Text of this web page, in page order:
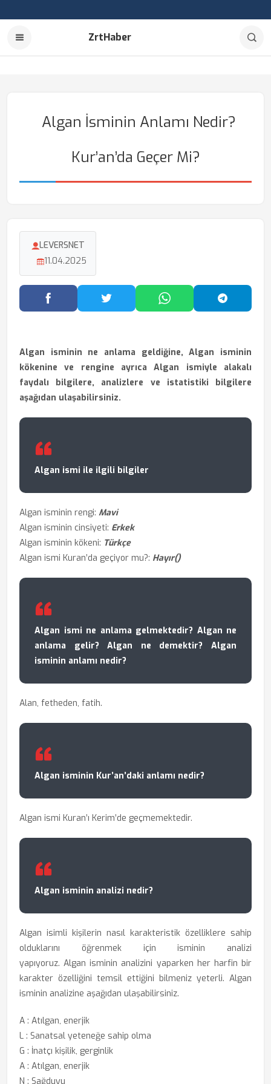
ZrtHaber
Algan İsminin Anlamı Nedir?
Kur’an’da Geçer Mi?
LEVERSNET
11.04.2025
Facebook'ta PaylaşTwitter'da PaylaşWhatsApp'ta Paylaş
Algan isminin ne anlama geldiğine, Algan isminin
kökenine ve rengine ayrıca Algan ismiyle alakalı
faydalı bilgilere, analizlere ve istatistiki bilgilere
aşağıdan ulaşabilirsiniz.
Algan ismi ile ilgili bilgiler
Algan isminin rengi: Mavi
Algan isminin cinsiyeti: Erkek
Algan isminin kökeni: Türkçe
Algan ismi Kuran’da geçiyor mu?: Hayır()
Algan ismi ne anlama gelmektedir? Algan ne
anlama gelir? Algan ne demektir? Algan
isminin anlamı nedir?
Alan, fetheden, fatih.
Algan isminin Kur’an’daki anlamı nedir?
Algan ismi Kuran’ı Kerim’de geçmemektedir.
Algan isminin analizi nedir?
Algan isimli kişilerin nasıl karakteristik özelliklere sahip
olduklarını öğrenmek için
isminin analizi
yapıyoruz. Algan isminin analizini yaparken her harfin bir
karakter özelliğini temsil ettiğini bilmeniz yeterli. Algan
isminin analizine aşağıdan ulaşabilirsiniz.
A : Atılgan, enerjik
L : Sanatsal yeteneğe sahip olma
G : İnatçı kişilik, gerginlik
A : Atılgan, enerjik
N : Sağduyu